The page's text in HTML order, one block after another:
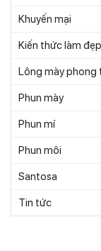
Khuyến mại
Kiến thức làm đẹp
Lông mày phong
Phun mày
Phun mí
Phun môi
Santosa
Tin tức